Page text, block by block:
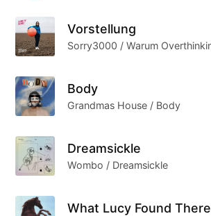
Vorstellung
Body
Grandmas House / Body
Dreamsickle
Wombo / Dreamsickle
What Lucy Found There